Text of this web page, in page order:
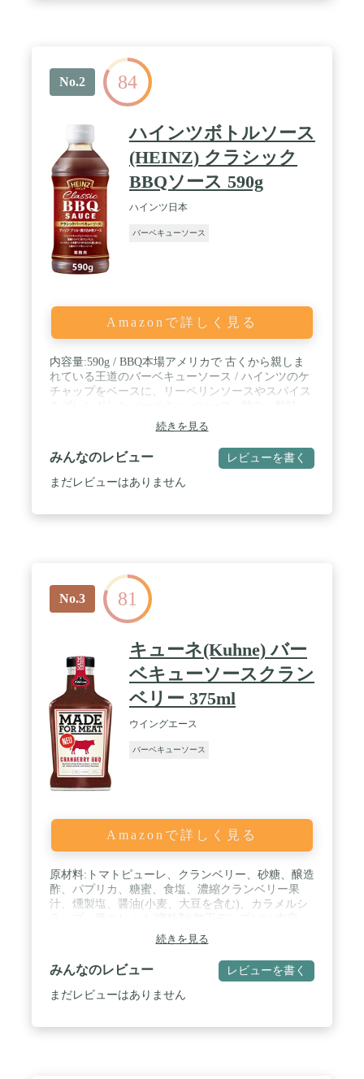
加えて酸味を利かせたり、マスタードを加えてサウ
スカロライナ風にして自分スタイルにアレンジして
味わってみて下さい♪美味しいレシピを発見したら
ぜひともミートガイまでご一報を！ / 同梱商品をお
探しの場合は「ミートガイ」で！
No.2 84
ハインツボトルソース
(HEINZ) クラシック
BBQソース 590g
ハインツ日本
バーベキューソース
Amazonで詳しく見る
内容量:590g / BBQ本場アメリカで 古くから親しま
れている王道のバーベキューソース / ハインツのケ
チャップをベースに、リーペリンソースやスパイス
辛みのバランスが良いクラシカルな味わい
続きを見る
みんなのレビュー レビューを書く
まだレビューはありません
No.3 81
キューネ(Kuhne) バー
ベキューソースクラン
ベリー 375ml
ウイングエース
バーベキューソース
Amazonで詳しく見る
原材料:トマトピューレ、クランベリー、砂糖、醸造
酢、パプリカ、糖蜜、食塩、濃縮クランベリー果
汁、燻製塩、醤油(小麦、大豆を含む)、カラメルシ
量:375ml / カロリー:100mlあたり 99kcal / 商品サイ
ズ(高さx奥行x幅):19cm×5cm×9cm
続きを見る
みんなのレビュー レビューを書く
まだレビューはありません